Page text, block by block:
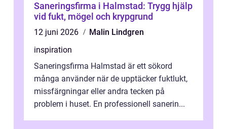
Saneringsfirma i Halmstad: Trygg hjälp
vid fukt, mögel och krypgrund
12 juni 2026
Malin Lindgren
inspiration
Saneringsfirma Halmstad är ett sökord
många använder när de upptäcker fuktlukt,
missfärgningar eller andra tecken på
problem i huset. En professionell sanerin...